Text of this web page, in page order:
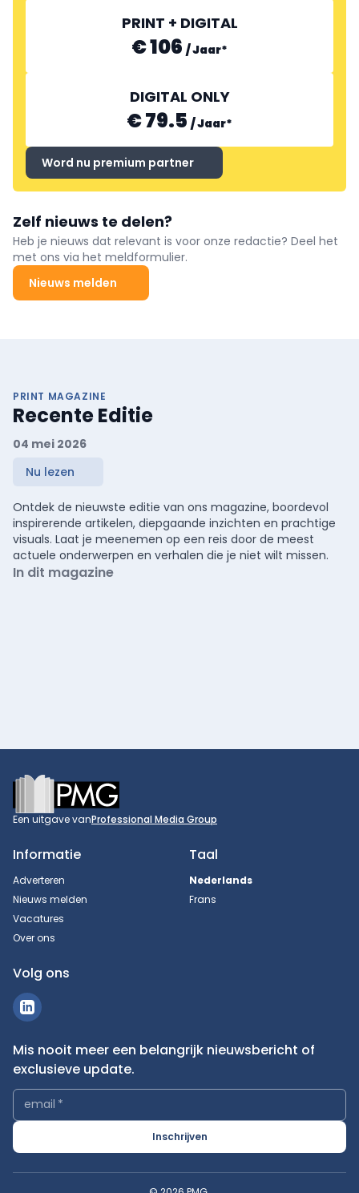
PRINT + DIGITAL
€ 106 /Jaar*
DIGITAL ONLY
€ 79.5 /Jaar*
Word nu premium partner
Zelf nieuws te delen?
Heb je nieuws dat relevant is voor onze redactie? Deel het
met ons via het meldformulier.
Nieuws melden
PRINT MAGAZINE
Recente Editie
04 mei 2026
Nu lezen
Ontdek de nieuwste editie van ons magazine, boordevol
inspirerende artikelen, diepgaande inzichten en prachtige
visuals. Laat je meenemen op een reis door de meest
actuele onderwerpen en verhalen die je niet wilt missen.
In dit magazine
Footer
Een uitgave vanProfessional Media Group
Informatie
Adverteren
Nieuws melden
Vacatures
Over ons
Taal
Nederlands
Frans
Volg ons
Mis nooit meer een belangrijk nieuwsbericht of
exclusieve update.
email *
Inschrijven